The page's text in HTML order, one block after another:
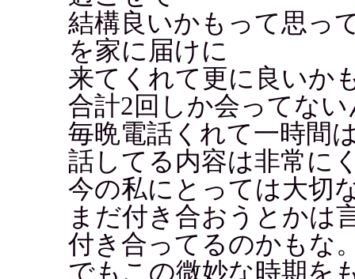
結構良いかもって思っ
を家に届けに
来てくれて更に良いか
合計2回しか会ってな
毎晩電話くれて一時間
話してる内容は非常に
今の私にとっては大切
まだ付き合おうとかは
付き合ってるのかもな
でもこの微妙な時期を